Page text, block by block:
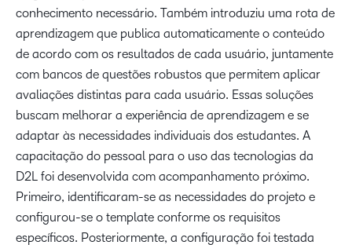
conhecimento necessário. Também introduziu uma rota de
aprendizagem que publica automaticamente o conteúdo
de acordo com os resultados de cada usuário, juntamente
com bancos de questões robustos que permitem aplicar
avaliações distintas para cada usuário. Essas soluções
buscam melhorar a experiência de aprendizagem e se
adaptar às necessidades individuais dos estudantes. A
capacitação do pessoal para o uso das tecnologias da
D2L foi desenvolvida com acompanhamento próximo.
Primeiro, identificaram-se as necessidades do projeto e
configurou-se o template conforme os requisitos
específicos. Posteriormente, a configuração foi testada